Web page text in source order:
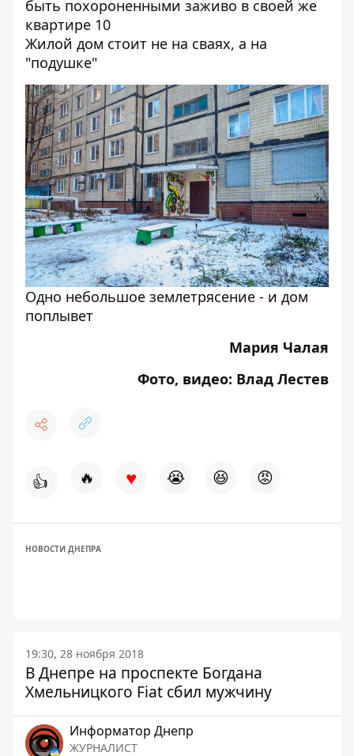
Жилой дом стоит не на сваях, а на
"подушке"
Одно небольшое землетрясение - и дом
поплывет
Мария Чалая
Фото, видео: Влад Лестев
👍 🔥 ♥ 😭 😆 😡
НОВОСТИ ДНЕПРА
19:30, 28 ноября 2018
В Днепре на проспекте Богдана
Хмельницкого Fiat сбил мужчину
Информатор Днепр
ЖУРНАЛИСТ